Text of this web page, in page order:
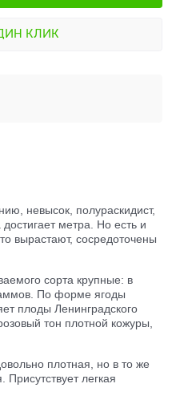
КЛИК
невысок, полураскидист,
метра. Но есть и
вырастают, сосредоточены
сорта крупные: в
По форме ягоды
плоды Ленинградского
тон плотной кожуры,
плотная, но в то же
легкая